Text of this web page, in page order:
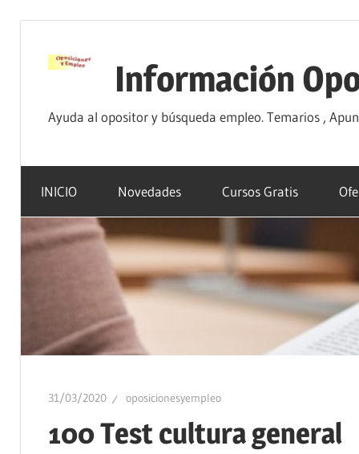
Información
Ayuda al opositor y búsqueda empleo. Temarios ,
INICIO Novedades Cursos Gratis
31/03/2020 oposicionesyempleo
100 Test cultura general